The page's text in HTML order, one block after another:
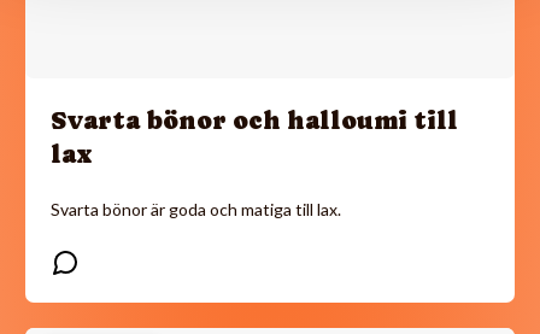
Svarta bönor och halloumi till
lax
Svarta bönor är goda och matiga till lax.